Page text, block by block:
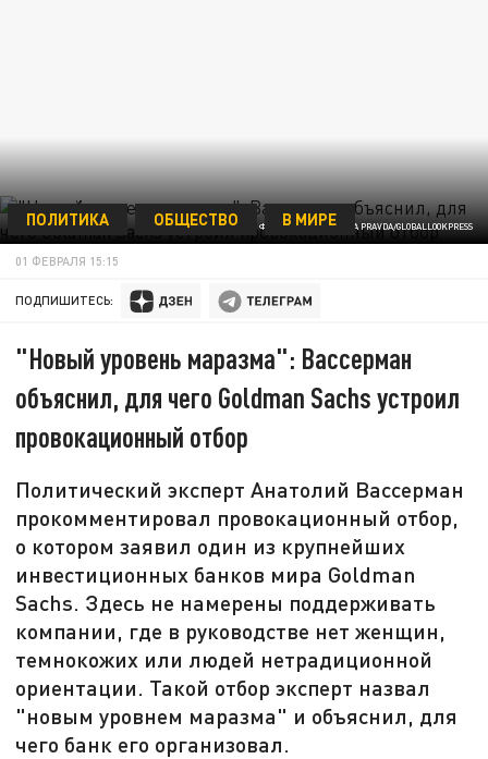
ФОТО: KOMSOMOLSKAYA PRAVDA/GLOBALLOOKPRESS
ПОЛИТИКА ОБЩЕСТВО В МИРЕ
01 ФЕВРАЛЯ 15:15
ПОДПИШИТЕСЬ:
"Новый уровень маразма": Вассерман
объяснил, для чего Goldman Sachs устроил
провокационный отбор
Политический эксперт Анатолий Вассерман
прокомментировал провокационный отбор,
о котором заявил один из крупнейших
инвестиционных банков мира Goldman
Sachs. Здесь не намерены поддерживать
компании, где в руководстве нет женщин,
темнокожих или людей нетрадиционной
ориентации. Такой отбор эксперт назвал
"новым уровнем маразма" и объяснил, для
чего банк его организовал.